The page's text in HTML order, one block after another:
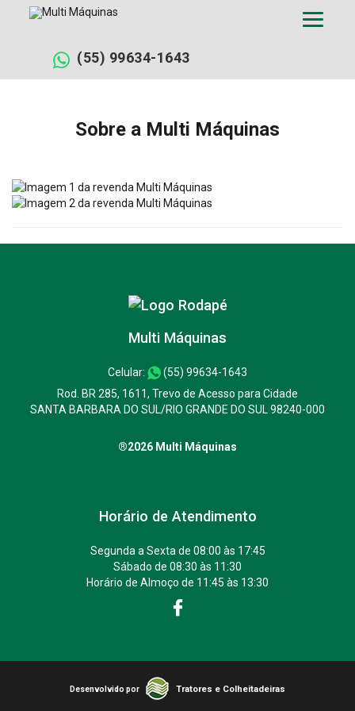
(55) 99634-1643
Sobre a Multi Máquinas
Multi Máquinas
Celular:
(55) 99634-1643
Rod. BR 285, 1611, Trevo de Acesso para Cidade
SANTA BARBARA DO SUL/RIO GRANDE DO SUL 98240-000
®2026 Multi Máquinas
Horário de Atendimento
Segunda a Sexta de 08:00 às 17:45
Sábado de 08:30 às 11:30
Horário de Almoço de 11:45 às 13:30
Desenvolvido por Tratores e Colheitadeiras